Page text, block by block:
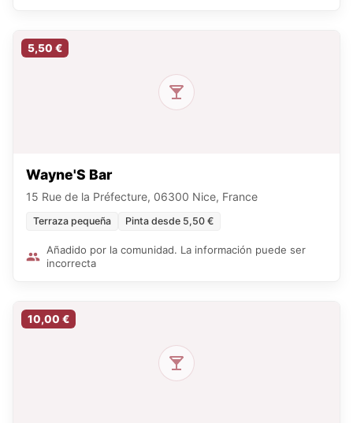
5,50 €
Wayne'S Bar
15 Rue de la Préfecture, 06300 Nice, France
Terraza pequeña Pinta desde 5,50 €
Añadido por la comunidad. La información puede ser
incorrecta
10,00 €